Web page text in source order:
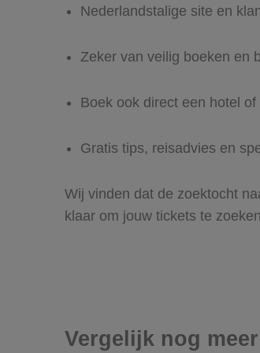
Nederlandstalige site en
Zeker van veilig boeken en
Boek ook direct een hotel
Gratis tips, reisadvies en
Wij vinden dat de zoektocht
klaar om jouw tickets te
Vergelijk nog